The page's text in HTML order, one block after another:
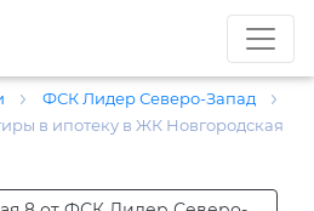
ФСК Лидер Северо-Запад
в ипотеку в ЖК Новгородская